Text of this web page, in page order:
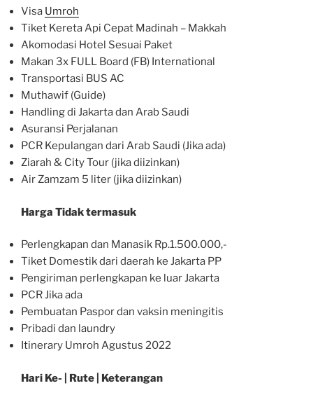
Visa Umroh
Tiket Kereta Api Cepat Madinah – Makkah
Akomodasi Hotel Sesuai Paket
Makan 3x FULL Board (FB) International
Transportasi BUS AC
Muthawif (Guide)
Handling di Jakarta dan Arab Saudi
Asuransi Perjalanan
PCR Kepulangan dari Arab Saudi (Jika ada)
Ziarah & City Tour (jika diizinkan)
Air Zamzam 5 liter (jika diizinkan)
Harga Tidak termasuk
Perlengkapan dan Manasik Rp.1.500.000,-
Tiket Domestik dari daerah ke Jakarta PP
Pengiriman perlengkapan ke luar Jakarta
PCR Jika ada
Pembuatan Paspor dan vaksin meningitis
Pribadi dan laundry
Itinerary Umroh Agustus 2022
Hari Ke- | Rute | Keterangan